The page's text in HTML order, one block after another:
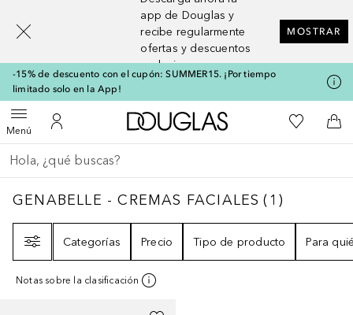
app de Douglas y
recibe regularmente
ofertas y descuentos
exclusivos
MOSTRAR
-15% de descuento con el cupón: SUMMER15. ¡Por tiempo
limitado solo en la App!
MenúAbrir menúMi cuenta
A Douglas HomeMi lista de
A
Regresar
Ejecutar búsqueda
GENABELLE - CREMAS FACIALES 1
GENABELLE - CREMAS FACIALES ( 1 )
Categorías
Precio Tipo de producto Para
Notas sobre la clasificación
[navigation.slideout.screenreader]